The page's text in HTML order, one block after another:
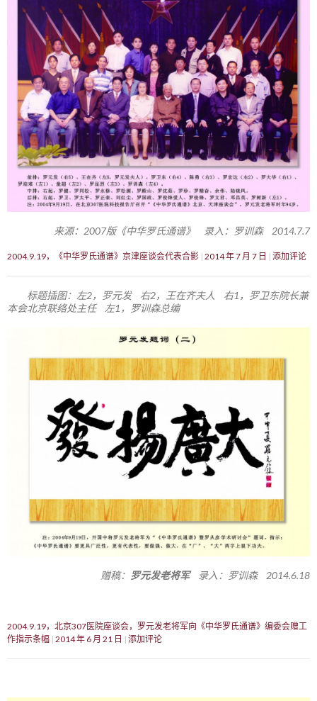
来源：2007版《中华罗氏通谱》 录入：罗训森 2014.7.7
2004.9.19，《中华罗氏通谱》京津座谈会代表合影 2014 年 7 月 7 日 添加评论
标题插图：左2，罗元发 右2，王在齐夫人 右1，罗卫东院长兼
本会北京联络处主任 左1，罗训森总编
赠稿： 罗元发老将军录入：罗训森 2014.6.18
2004.9.19，北京307医院座谈会，罗元发老将军向《中华罗氏通谱》编委会赠工
作指示条幅 2014 年 6 月 21 日 添加评论